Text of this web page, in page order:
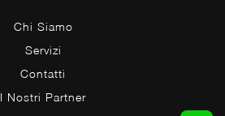
Chi Siamo
Servizi
Contatti
I Nostri Partner